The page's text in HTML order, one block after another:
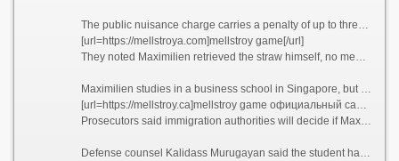
The public nuisance charge carries a penalty of up to three months in prison. Prosecutors sought only the maximum fine of 2,000 Singapore dollars ($1,551), saying the staged act was intended for social media and risked undermining confidence in the hygiene of a commonly used vending machine.
[url=https://mellstroya.com]mellstroy game[/url]
They noted Maximilien retrieved the straw himself, no member of the public used it, there was no evidence of harm, he was young and pleaded guilty at the earliest opportunity.
Maximilien studies in a business school in Singapore, but prosecutors told the court he would also be in France from September to December as part of his studies.
[url=https://mellstroy.ca]mellstroy game официальный сайт[/url]
Prosecutors said immigration authorities will decide if Maximilien can keep his student pass in Singapore after considering all relevant factors.
Defense counsel Kalidass Murugayan said the student has been living in Singapore without family support and expressed deep remorse for his actions. He said the video was a stunt for social media followers and that Maximilien later removed the contaminated straw from the machine to use for his own drink, meaning it was never intended for anyone else.